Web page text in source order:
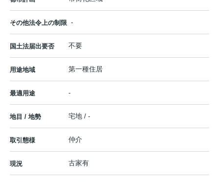
その他法令上の制限 -
国土法届出要否 不要
用途地域 第一種住居
最適用途 -
地目 / 地勢 宅地 / -
取引態様 仲介
現況 古家有